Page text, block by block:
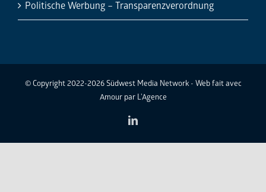
Politische Werbung – Transparenzverordnung
© Copyright 2022-2026 Südwest Media Network - Web fait avec
Amour par L'Agence
LinkedIn